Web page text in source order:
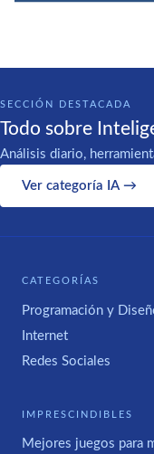
SECCIÓN DESTACADA
Todo sobre
Análisis diario,
Ver categoría IA →
CATEGORÍAS
Programación y
Internet
Redes Sociales
IMPRESCINDIBLES
Mejores juegos para